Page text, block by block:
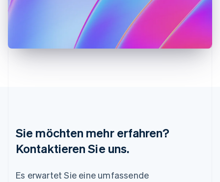
Sie möchten mehr erfahren?
Kontaktieren Sie uns.
Es erwartet Sie eine umfassende
Liechtenstein
DeutschEnglish
English
Mexiko
EspañolEnglish
English